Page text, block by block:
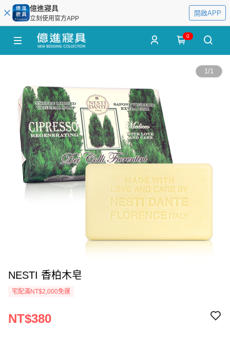
億進寢具
立刻使用官方APP
開啟APP
0
1/1
NESTI 香柏木皂
宅配滿NT$2,000免運
NT$380